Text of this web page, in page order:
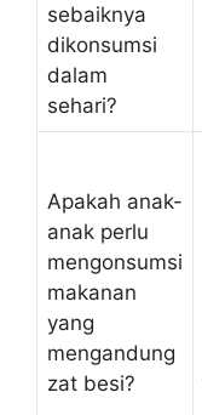
sebaiknya
dikonsumsi
dalam
sehari?
Apakah anak-
anak perlu
mengonsumsi
makanan
yang
mengandung
zat besi?